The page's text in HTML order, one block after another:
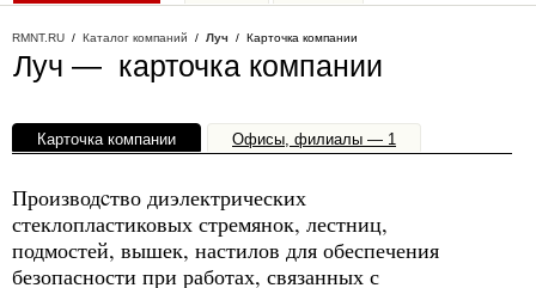
RMNT.RU / Каталог компаний / Луч / Карточка компании
Луч — карточка компании
Карточка компании Офисы, филиалы — 1
Производcтво диэлектрических
стеклопластиковых стремянок, лестниц,
подмостей, вышек, настилов для обеспечения
безопасности при работах, связанных с